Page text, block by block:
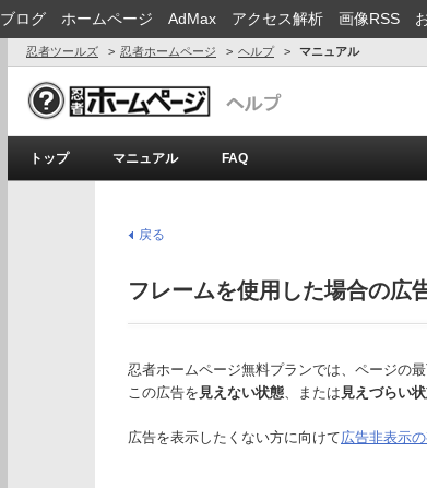
ブログ ホームページ AdMax アクセス解析 画像RSS
忍者ツールズ 忍者ホームページ ヘルプ マニュアル
トップ マニュアル FAQ
戻る
フレームを使用した場合の広
忍者ホームページ無料プランでは、ページの
この広告を 見えない状態、または 見えづらい
広告を表示したくない方に向けて広告非表示